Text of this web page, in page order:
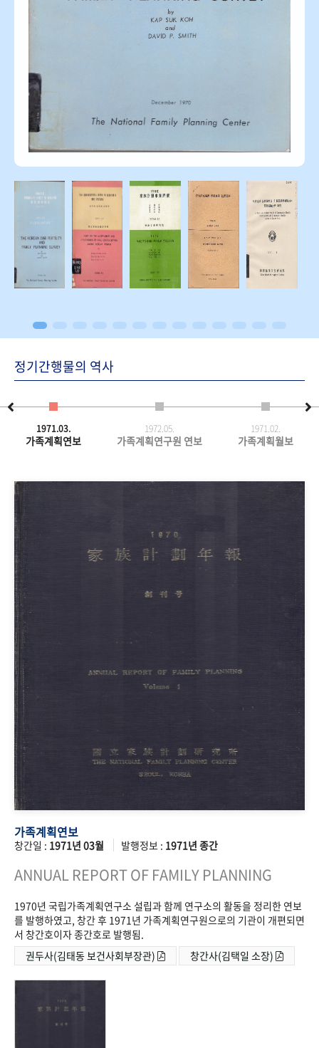
정기간행물의 역사
1971.03.
가족계획연보
1972.05.
가족계획연구원 연보
1971.02.
가족계획월보
가족계획연보
창간일 : 1971년 03월 발행정보 : 1971년 종간
ANNUAL REPORT OF FAMILY PLANNING
1970년 국립가족계획연구소 설립과 함께 연구소의 활동을 정리한 연보
를 발행하였고, 창간 후 1971년 가족계획연구원으로의 기관이 개편되면
서 창간호이자 종간호로 발행됨.
권두사(김태동 보건사회부장관)
창간사(김택일 소장)